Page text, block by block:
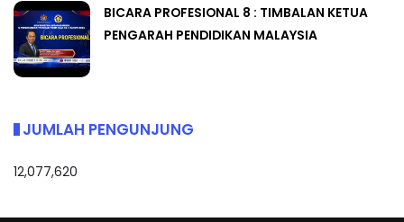
BICARA PROFESIONAL 8 : TIMBALAN KETUA
PENGARAH PENDIDIKAN MALAYSIA
JUMLAH PENGUNJUNG
12,077,620